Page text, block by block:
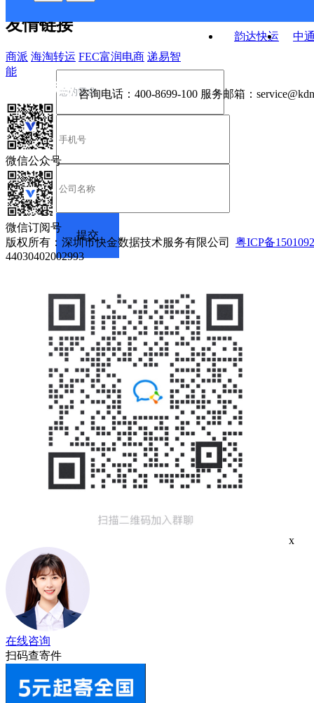
韵达快运
中
友情链接
商派 海淘转运 FEC富润电商 递易智
能
咨询电话： 400-8699-100 服务邮箱：
微信公众号
微信订阅号
版权所有：深圳市快金数据技术服务有限公司 粤ICP备
44030402002993
x
在线咨询
扫码查寄件